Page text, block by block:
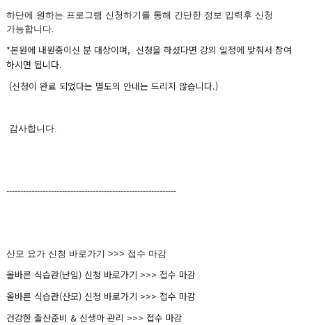
하단에 원하는 프로그램 신청하기를 통해 간단한 정보 입력후 신청
가능합니다.
*본원에 내원중이신 분 대상이며, 신청을 하셨다면 강의 일정에 맞춰서 참여
하시면 됩니다.
(신청이 완료 되었다는 별도의 안내는 드리지 않습니다.)
감사합니다.
-------------------------------------------------------------
산모 요가 신청 바로가기 >>> 접수 마감
올바른 식습관(난임) 신청 바로가기 >>> 접수 마감
올바른 식습관(산모) 신청 바로가기 >>> 접수 마감
건강한 출산준비 & 신생아 관리 >>> 접수 마감